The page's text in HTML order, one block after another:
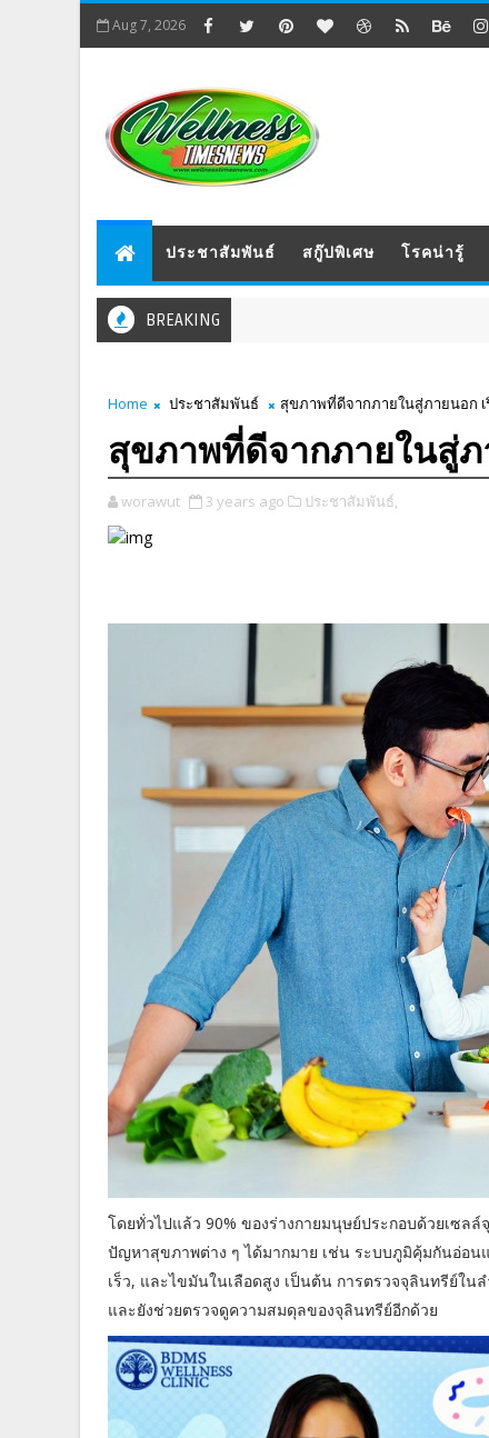
Aug 7, 2026
ประชาสัมพันธ์ สกู๊ปพิเศษ โรคน่ารู้
BREAKING
Home ประชาสัมพันธ์ สุขภาพที่ดีจากภายในสู่ภายนอก เ
สุขภาพที่ดีจากภายในสู่ภ
worawut 3 years ago ประชาสัมพันธ์,
โดยทั่วไปแล้ว 90% ของร่างกายมนุษย์ประกอบด้วยเซล
ปัญหาสุขภาพต่าง ๆ ได้มากมาย เช่น ระบบภูมิคุ้มกันอ่อน
เร็ว, และไขมันในเลือดสูง เป็นต้น การตรวจจุลินทรีย์ใ
และยังช่วยตรวจดูความสมดุลของจุลินทรีย์อีกด้วย